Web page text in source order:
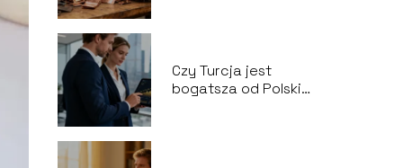
Czy Turcja jest
bogatsza od Polski?